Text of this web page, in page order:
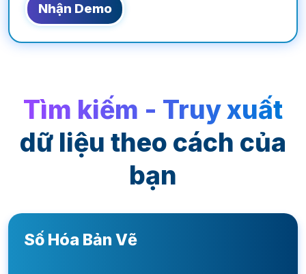
Nhận Demo
Tìm kiếm - Truy xuất
dữ liệu theo cách của
bạn
Số Hóa Bản Vẽ